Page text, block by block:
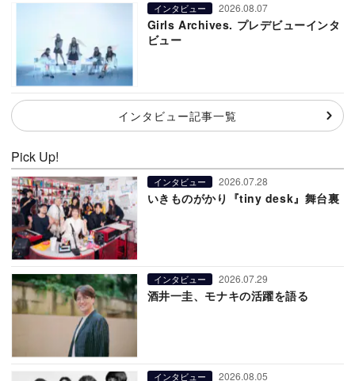
インタビュー 2026.08.07
Girls Archives. プレデビューインタ
ビュー
インタビュー記事一覧
Pick Up!
インタビュー 2026.07.28
いきものがかり『tiny desk』舞台裏
インタビュー 2026.07.29
酒井一圭、モナキの活躍を語る
インタビュー 2026.08.05